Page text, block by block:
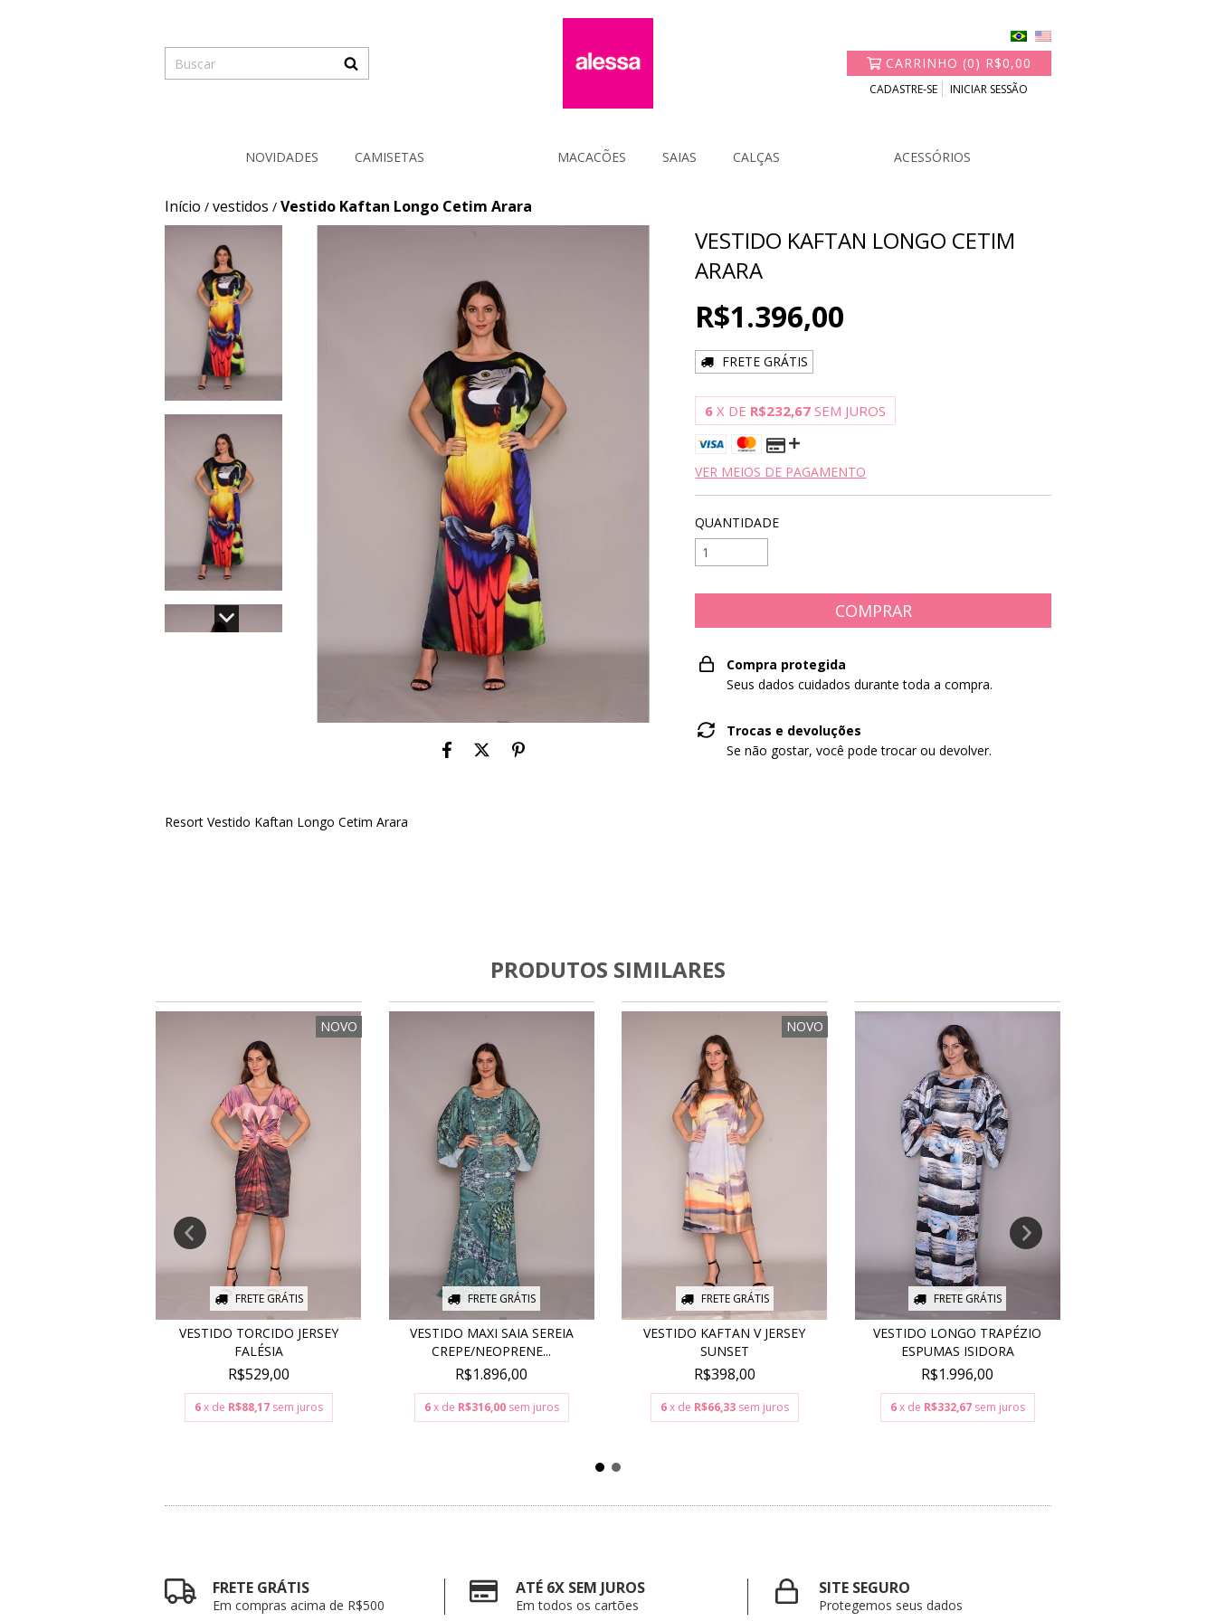
CARRINHO (0) R$0,00
CADASTRE-SE INICIAR SESSÃO
NOVIDADES CAMISETAS MACACÕES SAIAS CALÇAS ACESSÓRIOS
Início / vestidos / Vestido Kaftan Longo Cetim Arara
Resort Vestido Kaftan Longo Cetim Arara
VESTIDO KAFTAN LONGO CETIM
ARARA
R$1.396,00
FRETE GRÁTIS
6 X DE R$232,67 SEM JUROS
VER MEIOS DE PAGAMENTO
QUANTIDADE
Compra protegida
Seus dados cuidados durante toda a compra.
Trocas e devoluções
Se não gostar, você pode trocar ou devolver.
PRODUTOS SIMILARES
FRETE GRÁTIS
NOVO
VESTIDO TORCIDO JERSEY
FALÉSIA
R$529,00
6x de R$88,17 sem juros
FRETE GRÁTIS
VESTIDO MAXI SAIA SEREIA
CREPE/NEOPRENE...
R$1.896,00
6x de R$316,00 sem juros
FRETE GRÁTIS
NOVO
VESTIDO KAFTAN V JERSEY
SUNSET
R$398,00
6x de R$66,33 sem juros
FRETE GRÁTIS
VESTIDO LONGO TRAPÉZIO
ESPUMAS ISIDORA
R$1.996,00
6x de R$332,67 sem juros
FRETE GRÁTIS
Em compras acima de R$500
ATÉ 6X SEM JUROS
Em todos os cartões
SITE SEGURO
Protegemos seus dados